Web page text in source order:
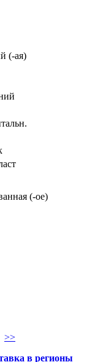
(-ая)
(-ое)
>>
в регионы